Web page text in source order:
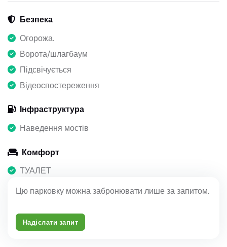
Безпека
Огорожа.
Ворота/шлагбаум
Підсвічується
Відеоспостереження
Інфраструктура
Наведення мостів
Комфорт
ТУАЛЕТ
Цю парковку можна забронювати лише за запитом.
Надіслати запит